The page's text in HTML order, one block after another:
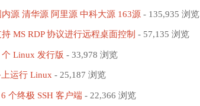
源 清华源 阿里源 中科大源 163源 - 135,935 浏览
MS RDP 协议进行远程桌面控制 - 57,135 浏览
Linux 发行版 - 33,978 浏览
运行 Linux - 25,187 浏览
个终极 SSH 客户端 - 22,366 浏览